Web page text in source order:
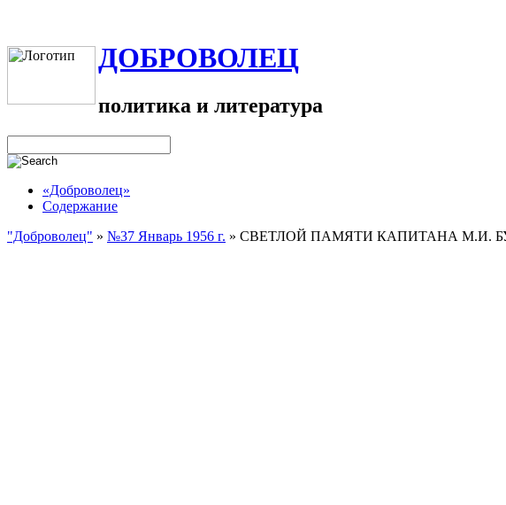
ДОБРОВОЛЕЦ
политика и литература
«Доброволец»
Содержание
"Доброволец" » №37 Январь 1956 г. » СВЕТЛОЙ ПАМЯТИ КАПИТАНА М.И.